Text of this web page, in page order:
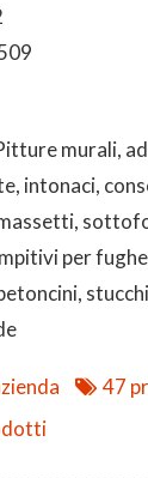
murali,
intonaci,
per
47